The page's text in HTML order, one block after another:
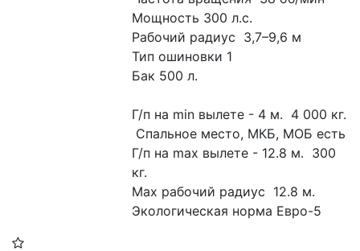
Мощность 300 л.с.
Рабочий радиус  3,7–9,6 м
Тип ошиновки 1
Бак 500 л.
Спальное место, МКБ, МОБ есть
Г/п на max вылете - 12.8 м.  300
кг.
Маx рабочий радиус  12.8 м.
Экологическая норма Евро-5